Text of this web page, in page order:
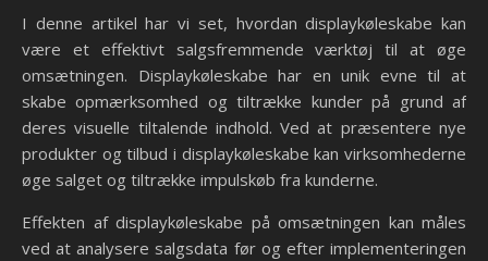
I denne artikel har vi set, hvordan displaykøleskabe kan
være et effektivt salgsfremmende værktøj til at øge
omsætningen. Displaykøleskabe har en unik evne til at
skabe opmærksomhed og tiltrække kunder på grund af
deres visuelle tiltalende indhold. Ved at præsentere nye
produkter og tilbud i displaykøleskabe kan virksomhederne
øge salget og tiltrække impulskøb fra kunderne.
Effekten af displaykøleskabe på omsætningen kan måles
ved at analysere salgsdata før og efter implementeringen